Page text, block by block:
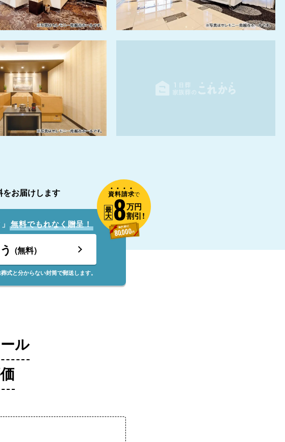
をお届けします
無料でもれなく贈呈！
(無料)
式と分からない封筒で郵送します。
資料請求で
最
大8万円
割引!
ル